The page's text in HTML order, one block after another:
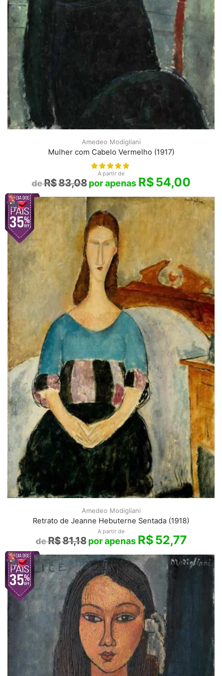
Amedeo Modigliani
Mulher com Cabelo Vermelho (1917)
A partir de
R$83,08 R$54,00
Amedeo Modigliani
Retrato de Jeanne Hebuterne Sentada (1918)
A partir de
R$81,18 R$52,77